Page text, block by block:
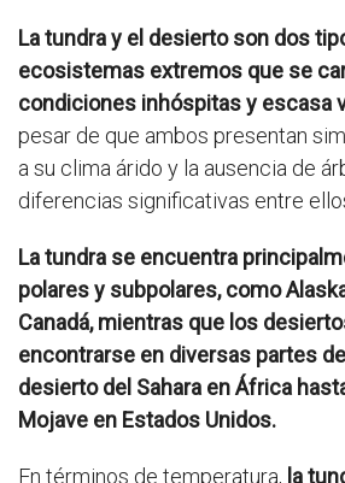
La tundra y el desierto son dos
ecosistemas extremos que se
condiciones inhóspitas y escasa
pesar de que ambos presentan
a su clima árido y la ausencia de
diferencias significativas entre
La tundra se encuentra
polares y subpolares, como
Canadá, mientras que los
encontrarse en diversas partes
desierto del Sahara en África
Mojave en Estados Unidos.
En términos de temperatura, la